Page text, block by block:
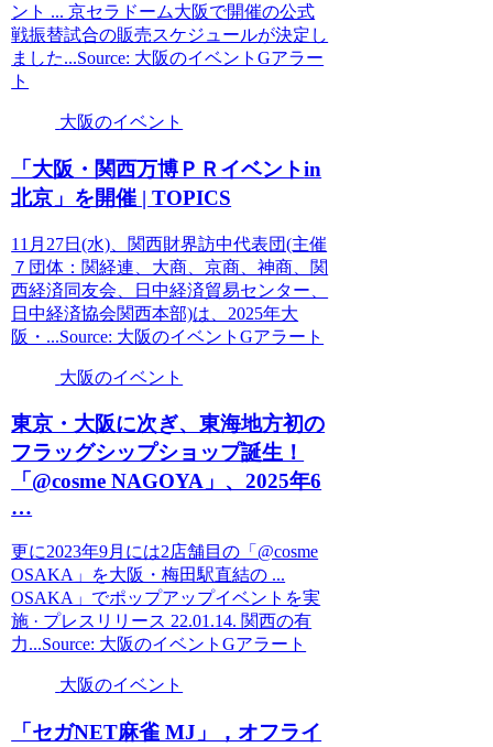
ント ... 京セラドーム大阪で開催の公式
戦振替試合の販売スケジュールが決定し
ました...Source: 大阪のイベントGアラー
ト
大阪のイベント
「 大阪 ・関西万博ＰＲ イベントin
北京」を開催 | TOPICS
11月27日(水)、関西財界訪中代表団(主催
７団体：関経連、大商、京商、神商、関
西経済同友会、日中経済貿易センター、
日中経済協会関西本部)は、2025年大
阪・...Source: 大阪のイベントGアラート
大阪のイベント
東京・ 大阪に次ぎ、東海地方初の
フラッグシップショップ誕生！
「@cosme NAGOYA」、2025年6
…
更に2023年9月には2店舗目の「@cosme
OSAKA」を大阪・梅田駅直結の ...
OSAKA」でポップアップイベントを実
施 · プレスリリース 22.01.14. 関西の有
力...Source: 大阪のイベントGアラート
大阪のイベント
「セガNET麻雀 MJ」，オフライ